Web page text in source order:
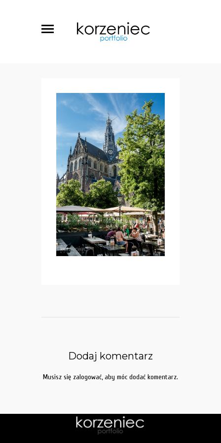
Dodaj komentarz
Musisz się zalogować, aby móc dodać komentarz.